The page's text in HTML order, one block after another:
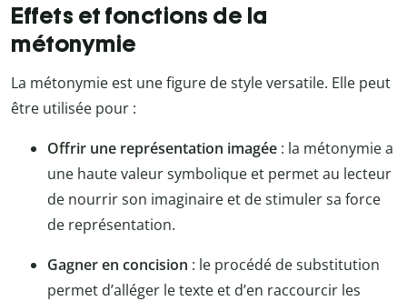
Effets et fonctions de la
métonymie
La métonymie est une figure de style versatile. Elle peut
être utilisée pour :
Offrir une représentation imagée : la métonymie a
une haute valeur symbolique et permet au lecteur
de nourrir son imaginaire et de stimuler sa force
de représentation.
Gagner en concision : le procédé de substitution
permet d’alléger le texte et d’en raccourcir les